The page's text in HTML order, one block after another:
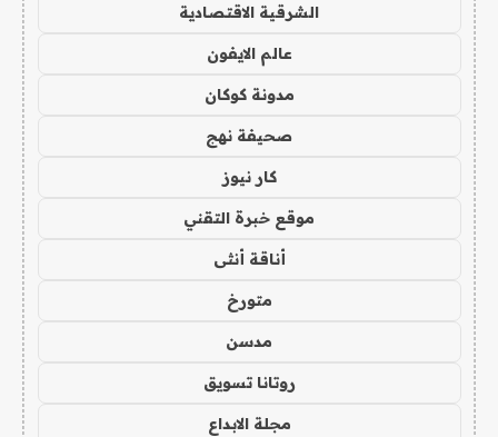
الشرقية الاقتصادية
عالم الايفون
مدونة كوكان
صحيفة نهج
كار نيوز
موقع خبرة التقني
أناقة أنثى
متورخ
مدسن
روتانا تسويق
مجلة الابداع